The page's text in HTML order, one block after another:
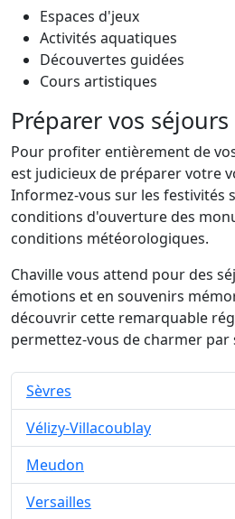
Espaces d'jeux
Activités aquatiques
Découvertes guidées
Cours artistiques
Préparer vos
Pour profiter entièrement de
est judicieux de préparer votre
Informez-vous sur les festivités
conditions d'ouverture des
conditions météorologiques.
Chaville vous attend pour des
émotions et en souvenirs
découvrir cette remarquable
permettez-vous de charmer par
Sèvres
Vélizy-Villacoublay
Meudon
Versailles